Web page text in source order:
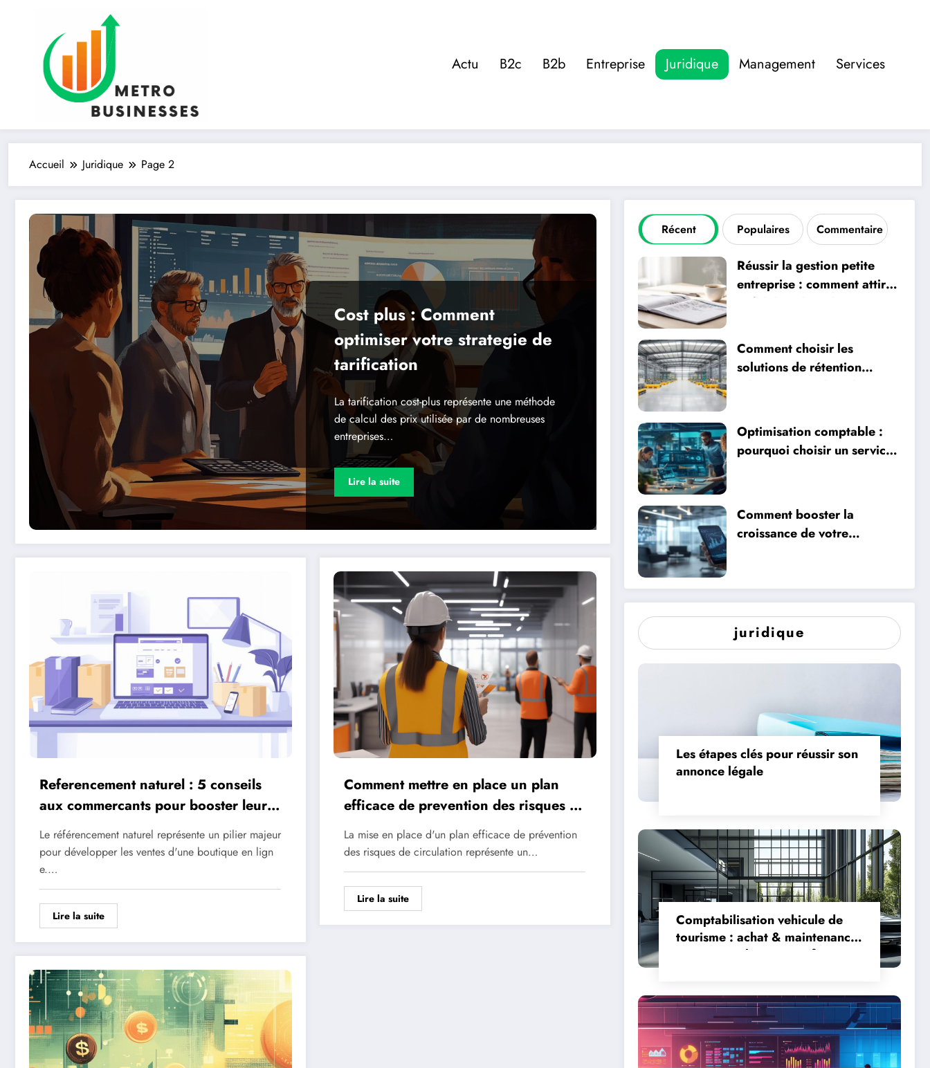
Actu B2c B2b Entreprise Juridique Management Services
Accueil Juridique Page 2
Cost plus : Comment
optimiser votre strategie de
tarification
La tarification cost-plus représente une méthode
de calcul des prix utilisée par de nombreuses
entreprises…
Lire la suite
Referencement naturel : 5 conseils
aux commercants pour booster leurs
ventes en ligne
Le référencement naturel représente un pilier majeur
pour développer les ventes d'une boutique en lign
e.…
Lire la suite
Comment mettre en place un plan
efficace de prevention des risques de
circulation en entreprise
La mise en place d'un plan efficace de prévention
des risques de circulation représente un…
Lire la suite
Récent Populaires Commentaire
Réussir la gestion petite
entreprise : comment attirer
et fidéliser les talents
Comment choisir les
solutions de rétention
Optimisation comptable :
pourquoi choisir un service
incontournable
Comment booster la
croissance de votre
téléphone
juridique
Les étapes clés pour réussir son
annonce légale
Comptabilisation vehicule de
tourisme : achat & maintenance
– Maitrisez les aspects fiscaux